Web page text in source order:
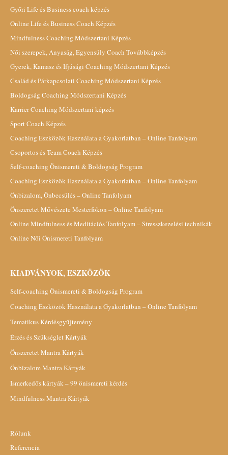
Győri Life és Business coach képzés
Online Life és Business Coach Képzés
Mindfulness Coaching Módszertani Képzés
Női szerepek, Anyaság, Egyensúly Coach Továbbképzés
Gyerek, Kamasz és Ifjúsági Coaching Módszertani Képzés
Család és Párkapcsolati Coaching Módszertani Képzés
Boldogság Coaching Módszertani Képzés
Karrier Coaching Módszertani képzés
Sport Coach Képzés
Coaching Eszközök Használata a Gyakorlatban – Online Tanfolyam
Csoportos és Team Coach Képzés
Self-coaching Önismereti & Boldogság Program
Coaching Eszközök Használata a Gyakorlatban – Online Tanfolyam
Önbizalom, Önbecsülés – Online Tanfolyam
Önszeretet Művészete Mesterfokon – Online Tanfolyam
Online Mindfulness és Meditációs Tanfolyam – Stresszkezelési technikák
Online Női Önismereti Tanfolyam
KIADVÁNYOK, ESZKÖZÖK
Self-coaching Önismereti & Boldogság Program
Coaching Eszközök Használata a Gyakorlatban – Online Tanfolyam
Tematikus Kérdésgyűjtemény
Érzés és Szükséglet Kártyák
Önszeretet Mantra Kártyák
Önbizalom Mantra Kártyák
Ismerkedős kártyák – 99 önismereti kérdés
Mindfulness Mantra Kártyák
Rólunk
Referencia